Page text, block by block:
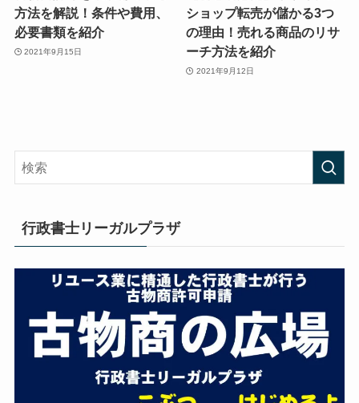
方法を解説！条件や費用、
必要書類を紹介
2021年9月15日
ショップ転売が儲かる3つ
の理由！売れる商品のリサ
ーチ方法を紹介
2021年9月12日
行政書士リーガルプラザ